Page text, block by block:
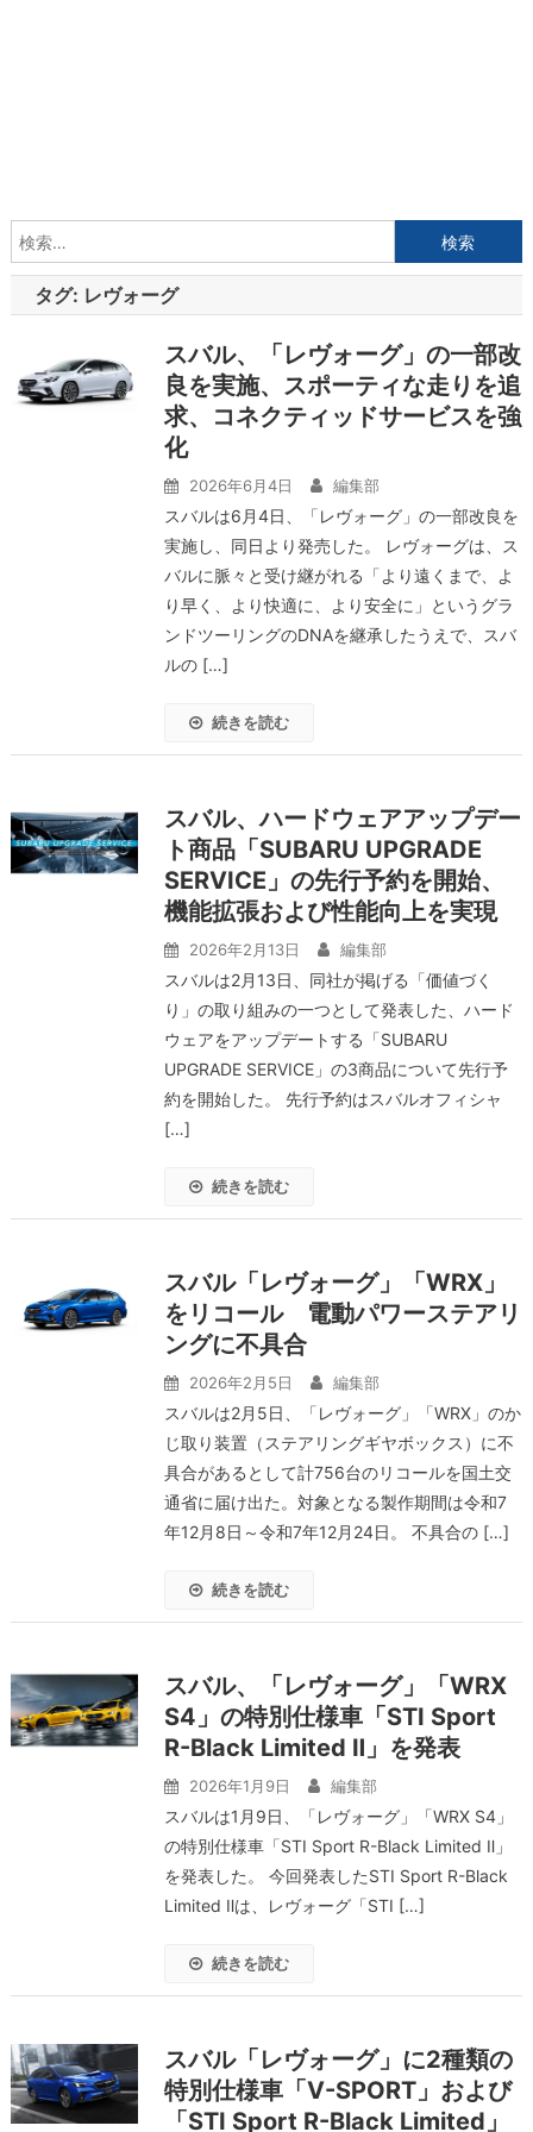
索:
タグ: レヴォーグ
スバル、「レヴォーグ」の一部改
良を実施、スポーティな走りを追
求、コネクティッドサービスを強
化
2026年6月4日 編集部
スバルは6月4日、「レヴォーグ」の一部改良を
実施し、同日より発売した。 レヴォーグは、ス
バルに脈々と受け継がれる「より遠くまで、よ
り早く、より快適に、より安全に」というグラ
ンドツーリングのDNAを継承したうえで、スバ
ルの […]
続きを読む
スバル、ハードウェアアップデー
ト商品「SUBARU UPGRADE
SERVICE」の先行予約を開始、
機能拡張および性能向上を実現
2026年2月13日 編集部
スバルは2月13日、同社が掲げる「価値づく
り」の取り組みの一つとして発表した、ハード
ウェアをアップデートする「SUBARU
UPGRADE SERVICE」の3商品について先行予
約を開始した。 先行予約はスバルオフィシャ
[…]
続きを読む
スバル「レヴォーグ」「WRX」
をリコール 電動パワーステアリ
ングに不具合
2026年2月5日 編集部
スバルは2月5日、「レヴォーグ」「WRX」のか
じ取り装置（ステアリングギヤボックス）に不
具合があるとして計756台のリコールを国土交
通省に届け出た。対象となる製作期間は令和7
年12月8日～令和7年12月24日。 不具合の […]
続きを読む
スバル、「レヴォーグ」「WRX
S4」の特別仕様車「STI Sport
R-Black Limited Ⅱ」を発表
2026年1月9日 編集部
スバルは1月9日、「レヴォーグ」「WRX S4」
の特別仕様車「STI Sport R-Black Limited Ⅱ」
を発表した。 今回発表したSTI Sport R-Black
Limited Ⅱは、レヴォーグ「STI […]
続きを読む
スバル「レヴォーグ」に2種類の
特別仕様車「V-SPORT」および
「STI Sport R-Black Limited」